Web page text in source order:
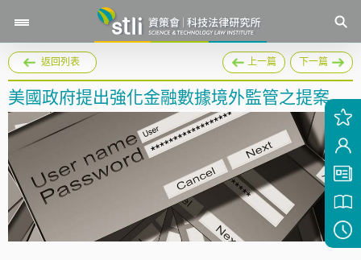
返回列表 上一篇 下一篇
美國政府提出強化金融數據境外監管之提案